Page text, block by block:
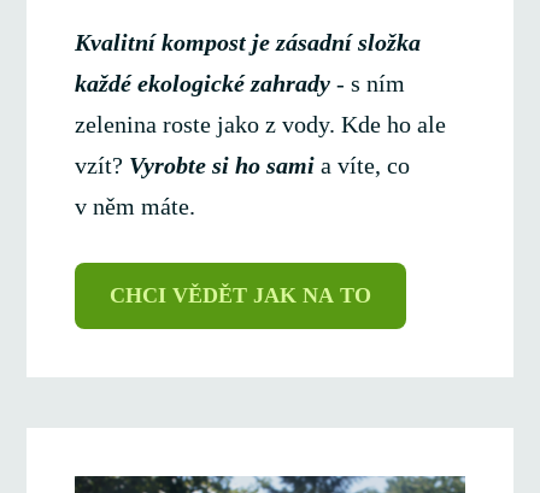
Kvalitní kompost je zásadní složka
každé ekologické zahrady - s ním
zelenina roste jako z vody. Kde ho ale
vzít? Vyrobte si ho sami a víte, co
v něm máte.
CHCI VĚDĚT JAK NA TO